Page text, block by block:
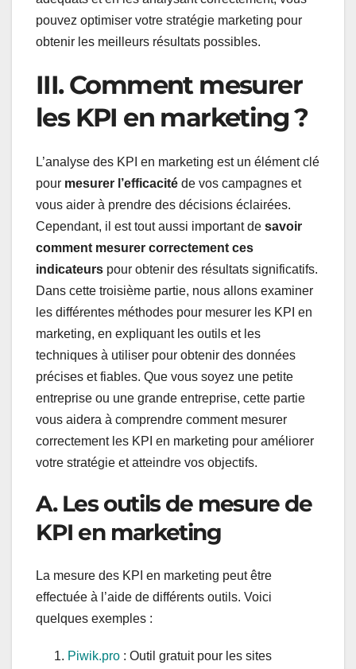
pouvez optimiser votre stratégie marketing pour
obtenir les meilleurs résultats possibles.
III. Comment mesurer
les KPI en marketing ?
L’analyse des KPI en marketing est un élément clé
pour mesurer l’efficacité de vos campagnes et
vous aider à prendre des décisions éclairées.
Cependant, il est tout aussi important de savoir
comment mesurer correctement ces
indicateurs pour obtenir des résultats significatifs.
Dans cette troisième partie, nous allons examiner
les différentes méthodes pour mesurer les KPI en
marketing, en expliquant les outils et les
techniques à utiliser pour obtenir des données
précises et fiables. Que vous soyez une petite
entreprise ou une grande entreprise, cette partie
vous aidera à comprendre comment mesurer
correctement les KPI en marketing pour améliorer
votre stratégie et atteindre vos objectifs.
A. Les outils de mesure de
KPI en marketing
La mesure des KPI en marketing peut être
effectuée à l’aide de différents outils. Voici
quelques exemples :
Piwik.pro : Outil gratuit pour les sites